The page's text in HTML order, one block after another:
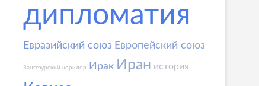
дипломатия
Евразийский союз Европейский союз
Зангезурский коридор Ирак Иран история